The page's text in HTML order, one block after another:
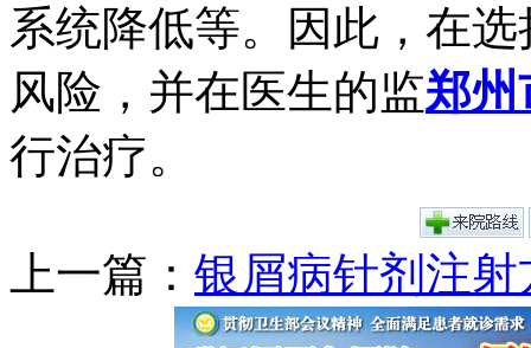
系统降低等。因此，在
风险，并在医生的监郑州
行治疗。
上一篇： 银屑病针剂注射